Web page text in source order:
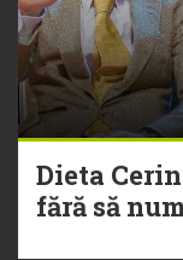
Dieta
fără să